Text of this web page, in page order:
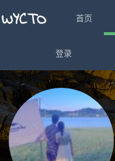
首页
登录